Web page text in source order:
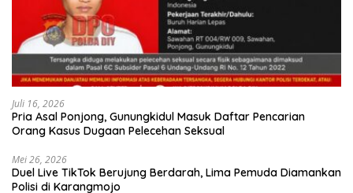
Juli 16, 2026
Pria Asal Ponjong, Gunungkidul Masuk Daftar Pencarian
Orang Kasus Dugaan Pelecehan Seksual
Mei 26, 2026
Duel Live TikTok Berujung Berdarah, Lima Pemuda Diamankan
Polisi di Karangmojo